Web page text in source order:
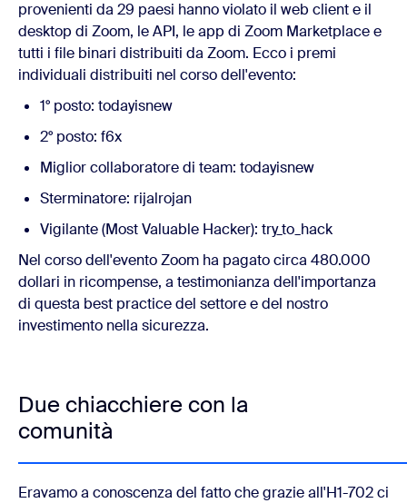
provenienti da 29 paesi hanno violato il web client e il
desktop di Zoom, le API, le app di Zoom Marketplace e
tutti i file binari distribuiti da Zoom. Ecco i premi
individuali distribuiti nel corso dell'evento:
1° posto: todayisnew
2° posto: f6x
Miglior collaboratore di team: todayisnew
Sterminatore: rijalrojan
Vigilante (Most Valuable Hacker): try_to_hack
Nel corso dell'evento Zoom ha pagato circa 480.000
dollari in ricompense, a testimonianza dell'importanza
di questa best practice del settore e del nostro
investimento nella sicurezza.
Due chiacchiere con la
comunità
Eravamo a conoscenza del fatto che grazie all'H1-702 ci